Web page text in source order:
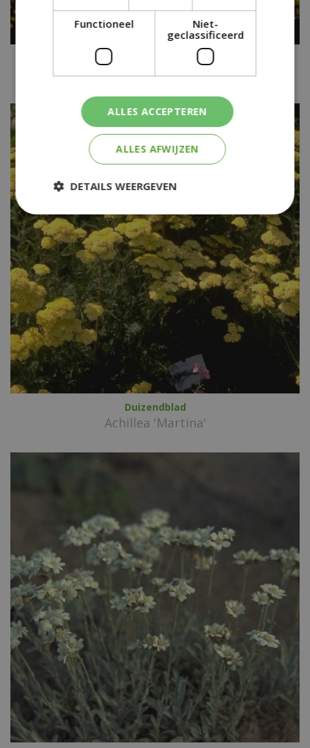
Achillea 'Credo'
Duizendblad
Achillea 'Martina'
Functioneel
Niet-
geclassificeerd
ALLES ACCEPTEREN
ALLES AFWIJZEN
DETAILS WEERGEVEN